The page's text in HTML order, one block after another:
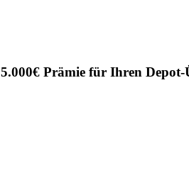
5.000€ Prämie für Ihren Depot-